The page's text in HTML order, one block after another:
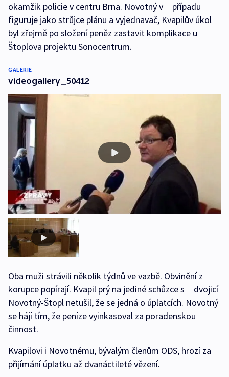
okamžik policie v centru Brna. Novotný v případu
figuruje jako strůjce plánu a vyjednavač, Kvapilův úkol
byl zřejmě po složení peněz zastavit komplikace u
Štoplova projektu Sonocentrum.
GALERIE
videogallery_50412
Oba muži strávili několik týdnů ve vazbě. Obvinění z
korupce popírají. Kvapil prý na jediné schůzce s dvojicí
Novotný-Štopl netušil, že se jedná o úplatcích. Novotný
se hájí tím, že peníze vyinkasoval za poradenskou
činnost.
Kvapilovi i Novotnému, bývalým členům ODS, hrozí za
přijímání úplatku až dvanáctileté vězení.